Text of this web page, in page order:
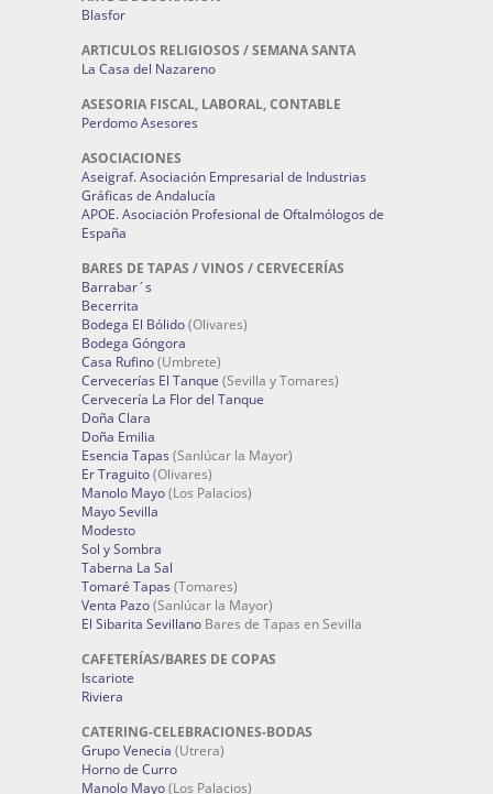
Blasfor
ARTICULOS RELIGIOSOS / SEMANA SANTA
La Casa del Nazareno
ASESORIA FISCAL, LABORAL, CONTABLE
Perdomo Asesores
ASOCIACIONES
Aseigraf. Asociación Empresarial de Industrias
Gráficas de Andalucía
APOE. Asociación Profesional de Oftalmólogos de
España
BARES DE TAPAS / VINOS / CERVECERÍAS
Barrabar´s
Becerrita
Bodega El Bólido(Olivares)
Bodega Góngora
Casa Rufino(Umbrete)
Cervecerías El Tanque (Sevilla y Tomares)
Cervecería La Flor del Tanque
Doña Clara
Doña Emilia
Esencia Tapas (Sanlúcar la Mayor)
Er Traguito(Olivares)
Manolo Mayo(Los Palacios)
Mayo Sevilla
Modesto
Sol y Sombra
Taberna La Sal
Tomaré Tapas (Tomares)
Venta Pazo(Sanlúcar la Mayor)
El Sibarita Sevillano Bares de Tapas en Sevilla
CAFETERÍAS/BARES DE COPAS
Iscariote
Riviera
CATERING-CELEBRACIONES-BODAS
Grupo Venecia (Utrera)
Horno de Curro
Manolo Mayo(Los Palacios)